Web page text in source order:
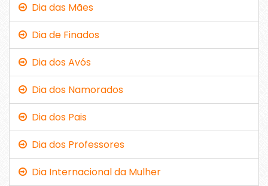
Dia das Mães
Dia de Finados
Dia dos Avós
Dia dos Namorados
Dia dos Pais
Dia dos Professores
Dia Internacional da Mulher